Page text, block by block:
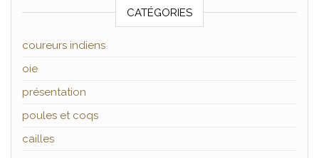
CATÉGORIES
coureurs indiens
oie
présentation
poules et coqs
cailles